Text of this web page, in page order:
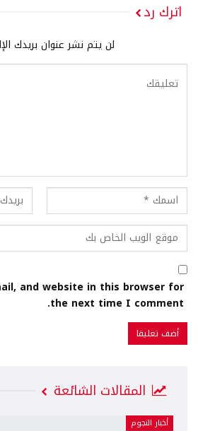
اترك رد
لن يتم نشر عنوان بريدك
and website in this browser for
the next time I comment.
المقالات الشائعة
أخبار النجوم